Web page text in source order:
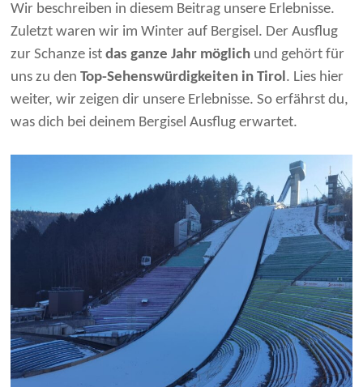
Wir beschreiben in diesem Beitrag unsere Erlebnisse.
Zuletzt waren wir im Winter auf Bergisel. Der Ausflug
zur Schanze istdas ganze Jahr möglich und gehört für
uns zu denTop-Sehenswürdigkeiten in Tirol. Lies hier
weiter, wir zeigen dir unsere Erlebnisse. So erfährst du,
was dich bei deinem Bergisel Ausflug erwartet.